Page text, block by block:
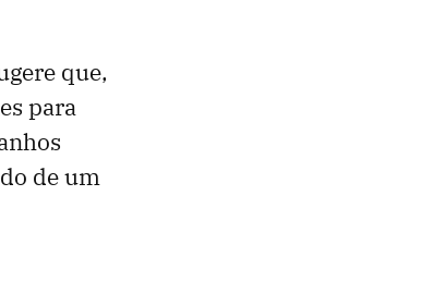
que,
para
de um